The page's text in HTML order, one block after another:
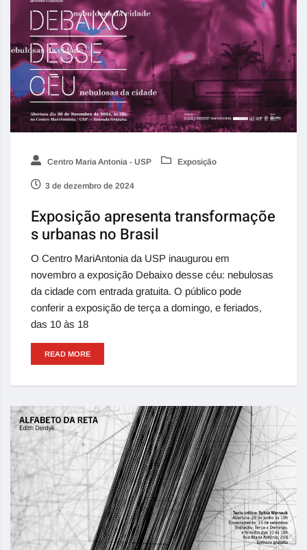
Centro Maria Antonia - USP Exposição
3 de dezembro de 2024
Exposição apresenta transformaçõe
s urbanas no Brasil
O Centro MariAntonia da USP inaugurou em
novembro a exposição Debaixo desse céu: nebulosas
da cidade com entrada gratuita. O público pode
conferir a exposição de terça a domingo, e feriados,
das 10 às 18
READ MORE